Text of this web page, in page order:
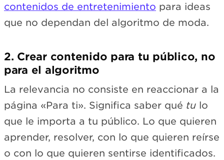
contenidos de entretenimiento para ideas
que no dependan del algoritmo de moda.
2. Crear contenido para tu público, no
para el algoritmo
La relevancia no consiste en reaccionar a la
página «Para ti». Significa saber qué tu lo
que le importa a tu público. Lo que quieren
aprender, resolver, con lo que quieren reírse
o con lo que quieren sentirse identificados.